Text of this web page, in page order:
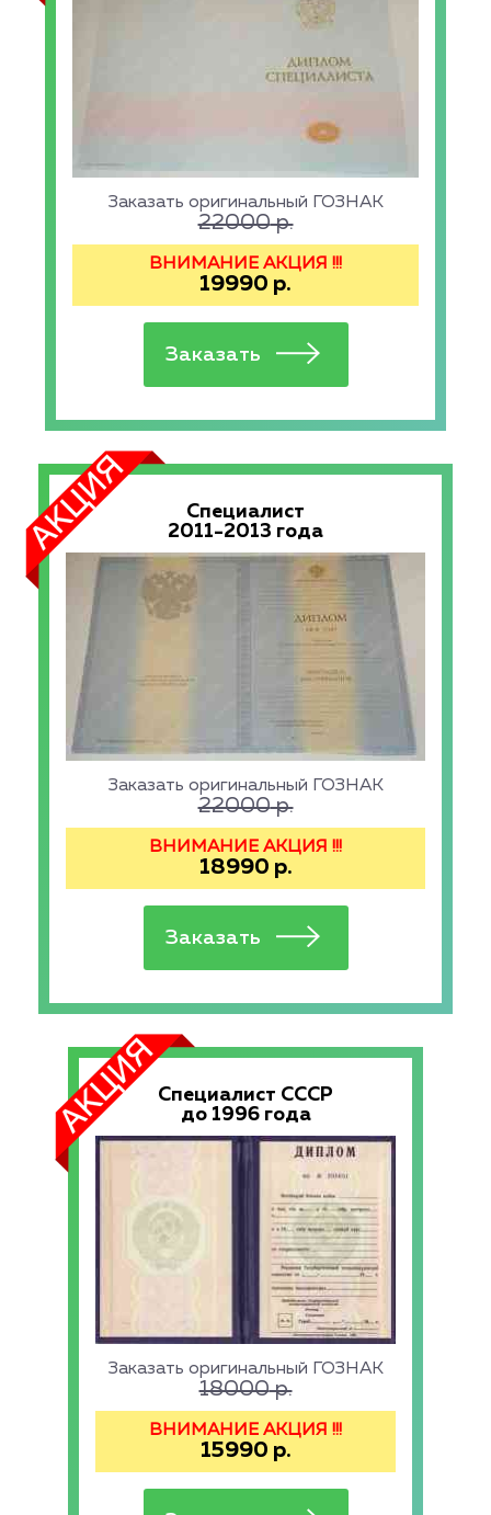
Заказать оригинальный ГОЗНАК
22000р.
ВНИМАНИЕ АКЦИЯ !!!
19990 р.
Специалист
2011-2013 года
Заказать оригинальный ГОЗНАК
22000р.
ВНИМАНИЕ АКЦИЯ !!!
18990 р.
Специалист СССР
до 1996 года
Заказать оригинальный ГОЗНАК
18000р.
ВНИМАНИЕ АКЦИЯ !!!
15990 р.